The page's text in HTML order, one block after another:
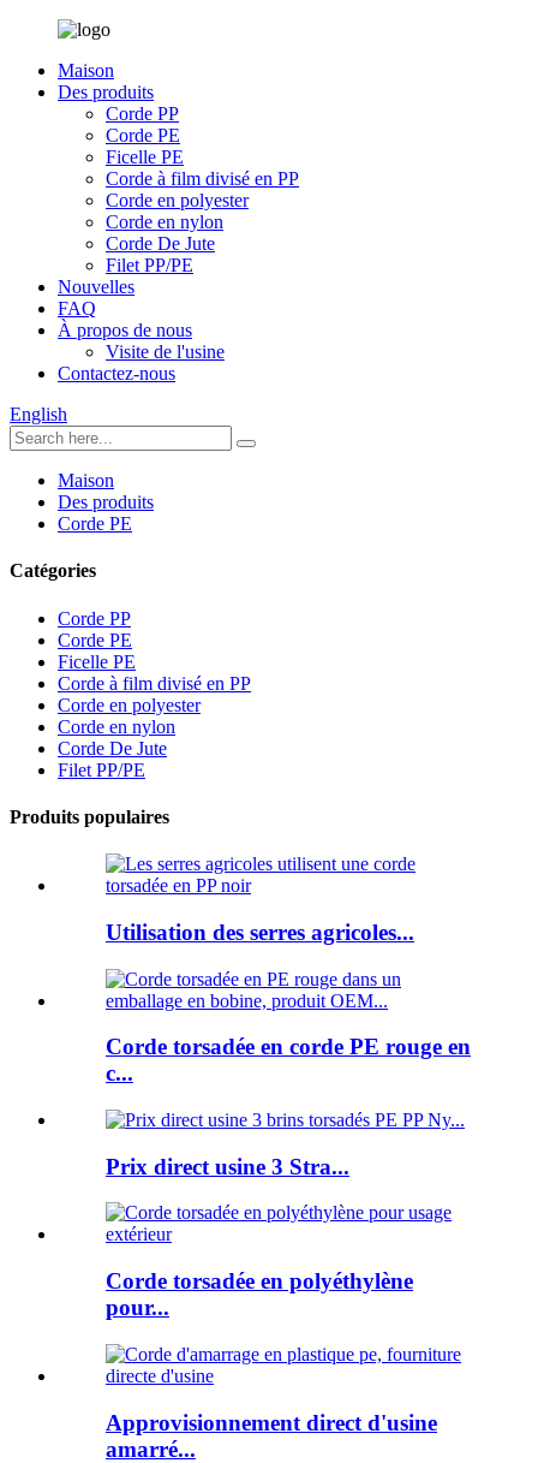
Maison
Des produits
Corde PP
Corde PE
Ficelle PE
Corde à film divisé en PP
Corde en polyester
Corde en nylon
Corde De Jute
Filet PP/PE
Nouvelles
FAQ
À propos de nous
Visite de l'usine
Contactez-nous
English
Maison
Des produits
Corde PE
Catégories
Corde PP
Corde PE
Ficelle PE
Corde à film divisé en PP
Corde en polyester
Corde en nylon
Corde De Jute
Filet PP/PE
Produits populaires
Utilisation des serres agricoles...
Corde torsadée en corde PE rouge en
c...
Prix ​​direct usine 3 Stra...
Corde torsadée en polyéthylène
pour...
Approvisionnement direct d'usine
amarré...